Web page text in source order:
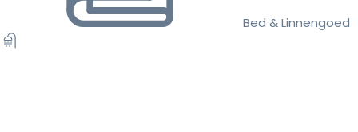
Bed & Linnengoed